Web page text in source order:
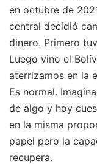
en octubre de
central decidió
dinero. Primero
Luego vino el
aterrizamos en la
Es normal.
de algo y hoy
en la misma
papel pero la
recupera.